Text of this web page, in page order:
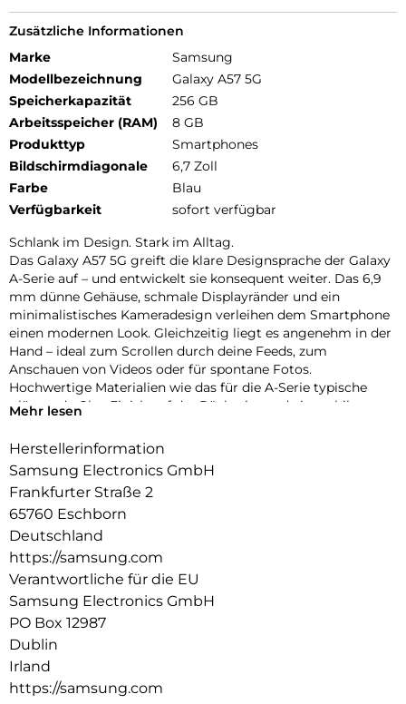
Zusätzliche Informationen
Marke
Samsung
Modellbezeichnung
Galaxy A57 5G
Speicherkapazität
256 GB
Arbeitsspeicher (RAM)
8 GB
Produkttyp
Smartphones
Bildschirmdiagonale
6,7 Zoll
Farbe
Blau
Verfügbarkeit
sofort verfügbar
Schlank im Design. Stark im Alltag.
Das Galaxy A57 5G greift die klare Designsprache der Galaxy
A-Serie auf – und entwickelt sie konsequent weiter. Das 6,9
mm dünne Gehäuse, schmale Displayränder und ein
minimalistisches Kameradesign verleihen dem Smartphone
einen modernen Look. Gleichzeitig liegt es angenehm in der
Hand – ideal zum Scrollen durch deine Feeds, zum
Anschauen von Videos oder für spontane Fotos.
Hochwertige Materialien wie das für die A-Serie typische
glänzende Glas-Finish auf der Rückseite und ein stabiler
sorgen für die nötige Robustheit im Alltag.
Fließend zoomen
Ruckelfreies Zoomen funktioniert jetzt auch mit der Galaxy
A-Serie: Dank der intuitiven Zoomsteuerung des Galaxy A57
5G kannst du fließend in deine Szenen hineinzoomen. Die
Kamera ermöglicht sanfte Übergänge zwischen den
Zoomstufen, sodass deine Videos stabil und natürlich wirken.
So findest du schnell den passenden Bildausschnitt – von
dynamischer Action hin zu detailreichen Close-ups.
Auf der Überholspur
Mit Wi-Fi 6E verlässt dein Galaxy A57 5G überfüllte
Datenautobahnen und nutzt das moderne 6-GHz-Band, das
weniger ausgelastet ist als andere Frequenzen. Dadurch
Mehr lesen
Herstellerinformation
Samsung Electronics GmbH
Frankfurter Straße 2
65760 Eschborn
Deutschland
https://samsung.com
Verantwortliche für die EU
Samsung Electronics GmbH
PO Box 12987
Dublin
Irland
https://samsung.com